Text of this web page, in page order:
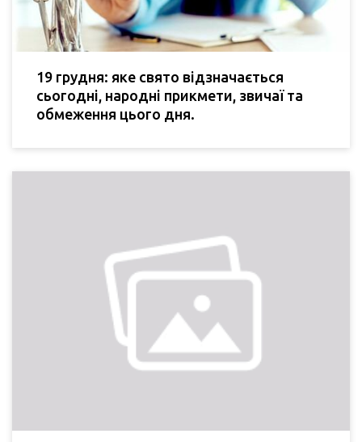
19 грудня: яке свято відзначається
сьогодні, народні прикмети, звичаї та
обмеження цього дня.